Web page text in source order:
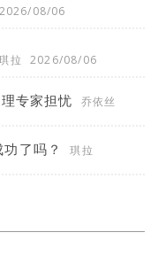
2026/08/06
拉 2026/08/06
专家担忧
乔依丝
了吗？
琪拉